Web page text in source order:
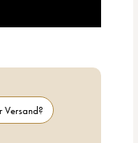
Versand?